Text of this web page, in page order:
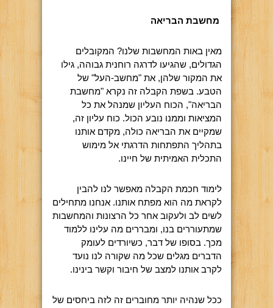
מחשבת הבריאה
מאין באות המחשבות שלנו? המקובלים
הגדולים, שהגיעו לדרגה רוחנית גבוהה, גילו
את המקור שלהן, את "מחשב-העל" של
הטבע. בשפת הקבלה זה נקרא "מחשבת
הבריאה", הכוח העליון שמנהל את כל
המציאות וממנו נובע הכול. כוח עליון זה,
שמקיים את הבריאה כולה, מקדם אותנו
בתהליך התפתחות הדרגתי אל מימוש
התכלית האמיתית של חיינו.
לימוד חכמת הקבלה מאפשר לנו להבין
לקראת מה הוא מפתח אותנו. אנחנו מתחילים
לשים לב ולעקוב אחר כל הרצונות והמחשבות
שמתעוררים בנו, ומבררים מה עלינו ללמוד
מכך. בסופו של דבר, כשיורדים לעומק
הדברים מגלים שכל מה שקורה לנו נועד
לקרב אותנו למצב של חיבור וקשר בינינו.
ככל שנהיה יותר מחוברים זה לזה ביחסים של